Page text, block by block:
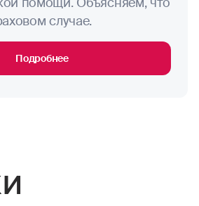
скалолазанием,
хели-ски,
включает ли Договор
отдых».
случае.
Подробнее